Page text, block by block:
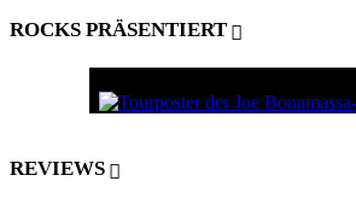
ROCKS PRÄSENTIERT
REVIEWS